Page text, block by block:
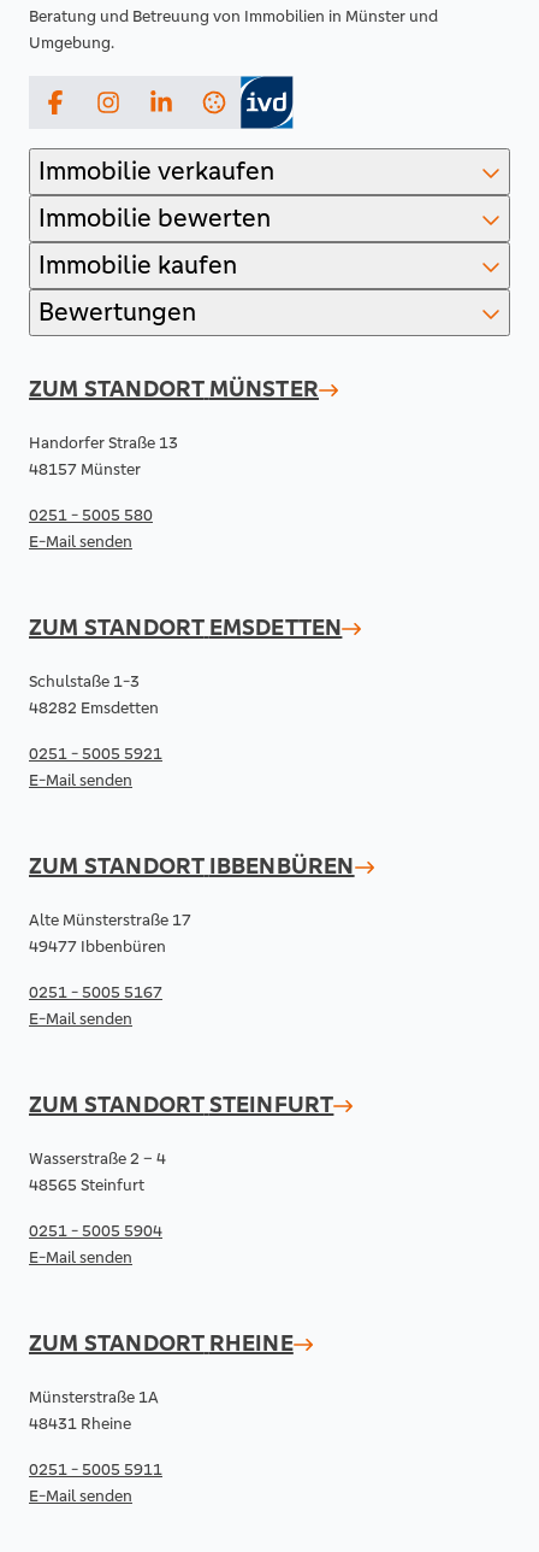
Beratung und Betreuung von Immobilien in Münster und
Umgebung.
FacebookInstagramLinkedIn
Immobilie verkaufen
Immobilie bewerten
Immobilie kaufen
Bewertungen
ZUM STANDORT MÜNSTER
Handorfer Straße 13
48157 Münster
0251 - 5005 580
E-Mail senden
ZUM STANDORT EMSDETTEN
Schulstaße 1-3
48282 Emsdetten
0251 - 5005 5921
E-Mail senden
ZUM STANDORT IBBENBÜREN
Alte Münsterstraße 17
49477 Ibbenbüren
0251 - 5005 5167
E-Mail senden
ZUM STANDORTSTEINFURT
Wasserstraße 2 – 4
48565 Steinfurt
0251 - 5005 5904
E-Mail senden
ZUM STANDORT RHEINE
Münsterstraße 1A
48431 Rheine
0251 - 5005 5911
E-Mail senden